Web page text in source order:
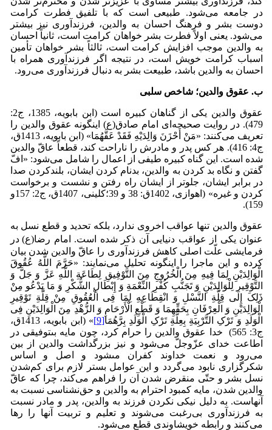
در جامعه می‌شود. طبیعی است که با تلفیق فطرت کرامت
دوست بشر و فرهنگ احسان به والدین، فرزندآوری نیز بیشتر
می‌شود. یعنی اولاً فطرت بشر خواهان کرامت است، ثانیاً احسان
به والدین موجب افزایش کرامت است، ثالثاً بشر خواهان تأمین
اسباب کرامت خویش است، در نتیجه اگر فرزندآوری همراه با
احسان به والدین باشد، طبیعت بشر به دنبال فرزندآوری می‌رود.
ب. عقوق والدین؛ شاخص سلبی
عقوق والدین یکی از گناهان کبیره است (ابن بابویه، 1385، ج2:
479). در روایت صحیحه‌ای امام صادق(ع) اینگونه عقوق والدین را
تعریف می‌کنند: «مَنْ أَحْزَنَ‏ وَالِدَیْهِ فَقَدْ عَقَّهُمَا» (ابن بابویه، 1413ق،
ج4: 416). هر کس پدر و مادرش را ناراحت کند، قطعاً عاقّ والدین
شده است. این گناه کبیره طیفی از اعمال را شامل می‌شود: «افّ
گفتن و نگاه بد کردن به والدین، بدنام کردن ایشان، بلندکردن صدا
در برابر ایشان، جلوتر از ایشان راه رفتن و نشست و برخواست
کردن و غیره» (اهوازی، 1402ق: 38 و 39؛کلینی، 1407ق، ج2: 157و
159).
عقوق والدین تنها عواقب اخروی ندارد، بلکه تحدید و قطع نسل به
عنوان یکی از عواقب دنیایی آن ذکر شده است. امام رضا(ع) در
فرمایشی علّت اصلی کاهش فرزندآوری را عاقّ والدین شدن بیان‌
کرده و این ماجرا را اینگونه تحلیل می‌نمایند: «حَرَّمَ اللَّهُ عُقُوقَ
الْوَالِدَیْنِ لِمَا فِیهِ مِنَ الْخُرُوجِ مِنَ التَّوْفِیقِ لِطَاعَةِ اللَّهِ عَزَّ وَ جَلَّ وَ
التَّوْقِیر لِلْوَالِدَیْنِ وَ تَجَنُّبِ کُفْرِ النِّعْمَةِ وَ إِبْطَالِ الشُّکْرِ وَ مَا یَدْعُو مِنْ
ذَلِکَ إِلَى قِلَّةِ النَّسْلِ وَ انْقِطَاعِهِ لِمَا فِی الْعُقُوقِ مِنْ قِلَّةِ تَوْقِیرِ
الْوَالِدَیْنِ وَ الْعِرْفَانِ بِحَقِّهِمَا وَ قَطْعِ الْأَرْحَامِ وَ الزُّهْدِ مِنَ الْوَالِدَیْنِ فِی
الْوَلَدِ وَ تَرْکِ التَّرْبِیَةِ بِعِلَّةِ تَرْکِ الْوَلَدِ بِرَّهُمَا[9]
» ‏‏(ابن بابویه، 1413ق،
ج3: 565) خدا عقوق والدین را حرام کرد، چون مایه بى‏توفیقى در
اطاعت خدای عزّوجلّ می‌شود و نیز بزرگداشت والدین از بین
می‌رود و نعمت خداوند کفران مى‏شود و اصل و اساس
شکرگزارى نابود می‌گردد و این عوامل بستر لازم برای کم‌شدن
نسل بشر و حتّی منقرض شدن آن را فراهم می‌کند، چرا که عاقّ
والدین شدن، مایه کمبود احترام به والدین و حق‌نشناسى نسبت به
آنهاست. به دلیل نیکی نکردن فرزند به والدین، پدر و مادر نسبت
به فرزندآوری بی‌رغبت می‌شوند و تعلیم و تربیت آنها را رها
می‌کنند و رابطه خویشاوندی قطع می‌شود.